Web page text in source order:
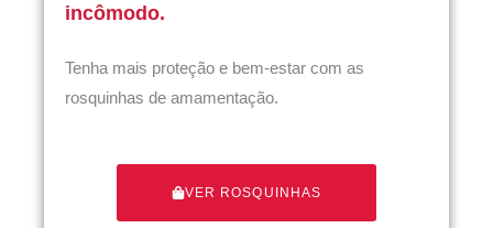
incômodo.
Tenha mais proteção e bem-estar com as
rosquinhas de amamentação.
VER ROSQUINHAS